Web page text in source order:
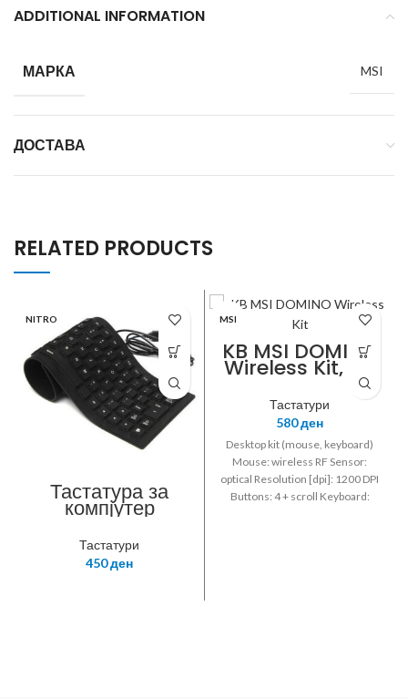
ADDITIONAL INFORMATION
МАРКА MSI
ДОСТАВА
RELATED PRODUCTS
NITRO
Тастатура за
компјутер
силиконска
Тастатури
450ден
MSI
KB MSI DOMINO
Wireless Kit, US
Тастатури
580ден
Desktop kit (mouse, keyboard)
Mouse: wireless RF Sensor:
optical Resolution [dpi]: 1200 DPI
Buttons: 4 + scroll Keyboard: